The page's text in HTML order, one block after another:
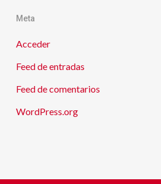
Meta
Acceder
Feed de entradas
Feed de comentarios
WordPress.org